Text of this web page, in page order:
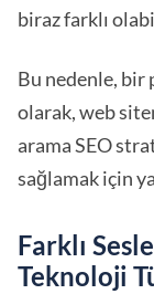
biraz farklı
Bu nedenle, bir
olarak, web
arama SEO
sağlamak için
Farklı
Teknoloji